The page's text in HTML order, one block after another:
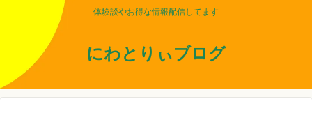
体験談やお得な情報配信してます
にわとりぃブログ